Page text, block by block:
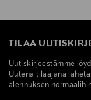
TILAA
Uutiskirjeestämme
Uutena tilaajana
alennuksen